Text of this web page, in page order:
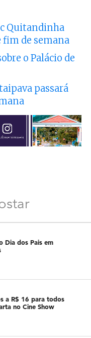
Quitandinha
fim de semana
o Palácio de
passará
Dia dos Pais em
a R$ 16 para todos
no Cine Show